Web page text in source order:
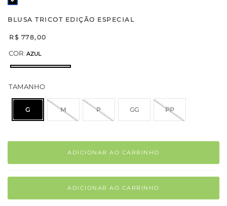
BLUSA TRICOT EDIÇÃO ESPECIAL
R$ 778,00
COR: AZUL
TAMANHO
G M P GG PP
ADICIONAR AO CARRINHO
ADICIONAR AO CARRINHO